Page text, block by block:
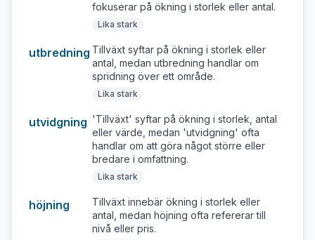
fokuserar på ökning i storlek eller antal.
Lika stark
utbredning Tillväxt syftar på ökning i storlek eller
antal, medan utbredning handlar om
spridning över ett område.
Lika stark
utvidgning 'Tillväxt' syftar på ökning i storlek, antal
eller värde, medan 'utvidgning' ofta
handlar om att göra något större eller
bredare i omfattning.
Lika stark
höjning
Tillväxt innebär ökning i storlek eller
antal, medan höjning ofta refererar till
nivå eller pris.